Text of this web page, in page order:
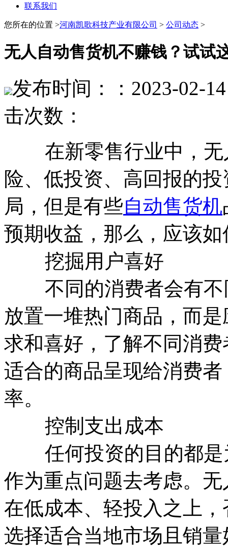
联系我们
您所在的位置 >河南凯歌科技产业有限公司 > 公司动态 >
无人自动售货机不赚钱？试试
发布时间：：2023-02-
击次数：
在新零售行业中，无
险、低投资、高回报的
局，但是有些自动售货机
预期收益，那么，应该
挖掘用户喜好
不同的消费者会有不
放置一堆热门商品，而
求和喜好，了解不同消
适合的商品呈现给消费
率。
控制支出成本
任何投资的目的都是
作为重点问题去考虑。
在低成本、轻投入之上
选择适合当地市场且销